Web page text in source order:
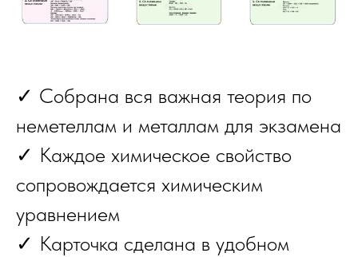
✓ Собрана вся важная теория по
неметеллам и металлам для экзамена
✓ Каждое химическое свойство
сопровождается химическим
уравнением
✓ Карточка сделана в удобном